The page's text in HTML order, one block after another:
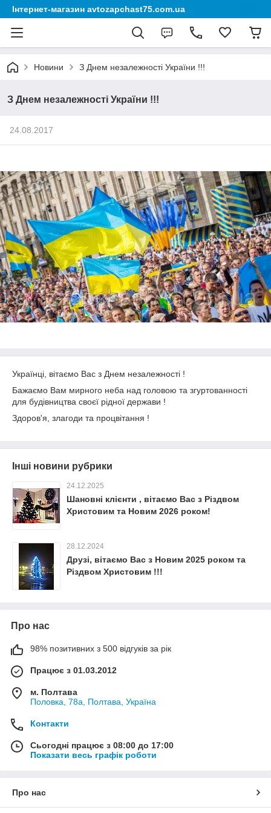
Інтернет-магазин avtozapchast75.com.ua
Новини З Днем незалежності України !!!
З Днем незалежності України !!!
24.08.2017
Українці, вітаємо Вас з Днем незалежності !
Бажаємо Вам мирного неба над головою та згуртованності
для будівництва своєї рідної держави !
Здоров'я, злагоди та процвітання !
Інші новини рубрики
24.12.2025
Шановні клієнти , вітаємо Вас з Різдвом
Христовим та Новим 2026 роком!
28.12.2024
Друзі, вітаємо Вас з Новим 2025 роком та
Різдвом Христовим !!!
Про нас
98% позитивних з 500 відгуків за рік
Працює з 01.03.2012
м. Полтава
Половка, 78а, Полтава, Україна
Контакти
Сьогодні працює з 08:00 до 17:00
Показати весь графік роботи
Про нас